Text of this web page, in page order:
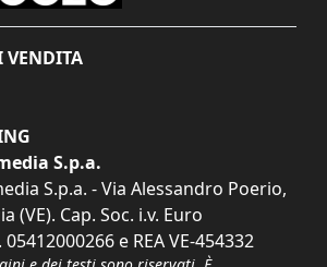
S.p.a.
S.p.a. - Via Alessandro Poerio,
(VE). Cap. Soc. i.v. Euro
05412000266 e REA VE-454332